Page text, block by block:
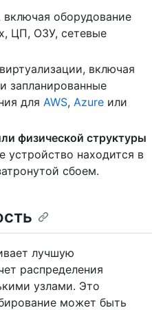
включая оборудование
ЦП, ОЗУ, сетевые
включая
запланированные
для AWS, Azure или
физической структуры
устройство находится в
сбоем.
лучшую
распределения
узлами. Это
может быть